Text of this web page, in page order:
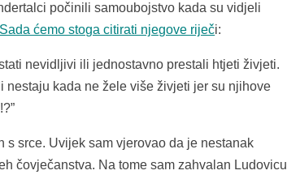
počinili samoubojstvo kada su vidjeli
Sada ćemo stoga citirati njegove riječi:
nevidljivi ili jednostavno prestali htjeti živjeti.
kada ne žele više živjeti jer su njihove
s srce. Uvijek sam vjerovao da je nestanak
čovječanstva. Na tome sam zahvalan Ludovicu